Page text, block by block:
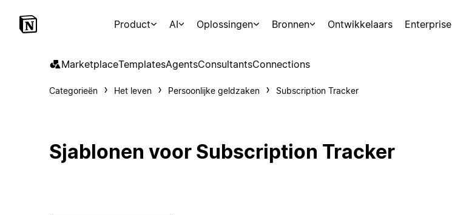
Product AI Oplossingen Bronnen Ontwikkelaars Enterprise
MarketplaceTemplatesAgentsConsultantsConnections
Categorieën Het leven Persoonlijke geldzaken Subscription Tracker
Sjablonen voor Subscription Tracker